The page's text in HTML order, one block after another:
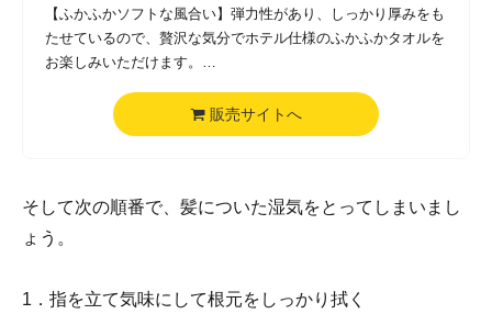
【ふかふかソフトな風合い】弾力性があり、しっかり厚みをも
たせているので、贅沢な気分でホテル仕様のふかふかタオルを
お楽しみいただけます。
て、洗濯回数が多くなるトレーニング、エステ、美容院などで
のご使用でも、柔らかさが持続します。
【ジャパン・テクノロジー】 私たちは日本のタオルメーカー
です。お客様視点に立ち、どんなタオルが心地よいのか、どん
を活用し、生産効率を実現するため、厳選された海外の工場に
販売サイトへ
そして次の順番で、髪についた湿気をとってしまいまし
ょう。
1．指を立て気味にして根元をしっかり拭く